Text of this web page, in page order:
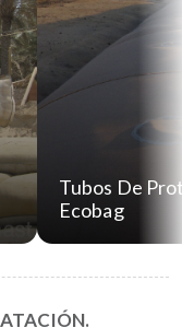
Tubos De
Ecobag